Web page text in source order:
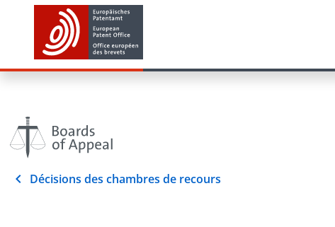
Décisions des chambres de recours